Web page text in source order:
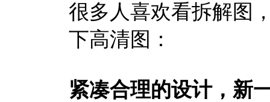
很多人喜欢看拆解图
下高清图：
紧凑合理的设计，新